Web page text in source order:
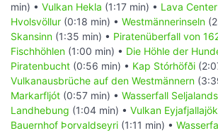
min) • Vulkan Hekla (1:17 min) • Lava Center
Hvolsvöllur (0:18 min) • Westmännerinseln
Skansinn (1:35 min) • Piratenüberfall von
Fischhöhlen (1:00 min) • Die Höhle der
Piratenbucht (0:56 min) • Kap Stórhöfði
Vulkanausbrüche auf den Westmännern
Markarfljót (0:57 min) • Wasserfall
Landhebung (1:04 min) • Vulkan
Bauernhof Þorvaldseyri (1:11 min) •